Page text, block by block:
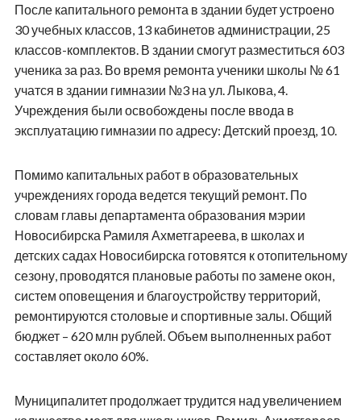
После капитального ремонта в здании будет устроено
30 учебных классов, 13 кабинетов администрации, 25
классов-комплектов. В здании смогут разместиться 603
ученика за раз. Во время ремонта ученики школы № 61
учатся в здании гимназии №3 на ул. Лыкова, 4.
Учреждения были освобождены после ввода в
эксплуатацию гимназии по адресу: Детский проезд, 10.
Помимо капитальных работ в образовательных
учреждениях города ведется текущий ремонт. По
словам главы департамента образования мэрии
Новосибирска Рамиля Ахметгареева, в школах и
детских садах Новосибирска готовятся к отопительному
сезону, проводятся плановые работы по замене окон,
систем оповещения и благоустройству территорий,
ремонтируются столовые и спортивные залы. Общий
бюджет – 620 млн рублей. Объем выполненных работ
составляет около 60%.
Муниципалитет продолжает трудится над увеличением